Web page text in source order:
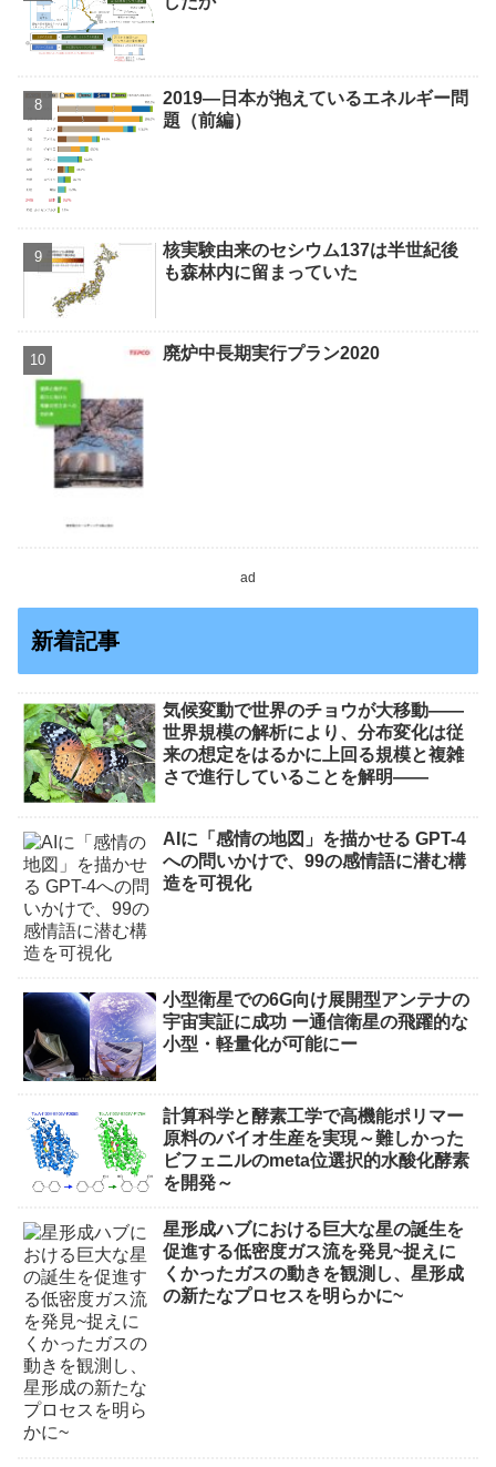
2019—日本が抱えているエネルギー問
題（前編）
核実験由来のセシウム137は半世紀後
も森林内に留まっていた
廃炉中長期実行プラン2020
ad
新着記事
気候変動で世界のチョウが大移動――
世界規模の解析により、分布変化は従
来の想定をはるかに上回る規模と複雑
さで進行していることを解明――
AIに「感情の地図」を描かせる GPT-4
への問いかけで、99の感情語に潜む構
造を可視化
小型衛星での6G向け展開型アンテナの
宇宙実証に成功 ー通信衛星の飛躍的な
小型・軽量化が可能にー
計算科学と酵素工学で高機能ポリマー
原料のバイオ生産を実現～難しかった
ビフェニルのmeta位選択的水酸化酵素
を開発～
星形成ハブにおける巨大な星の誕生を
促進する低密度ガス流を発見~捉えに
くかったガスの動きを観測し、星形成
の新たなプロセスを明らかに~